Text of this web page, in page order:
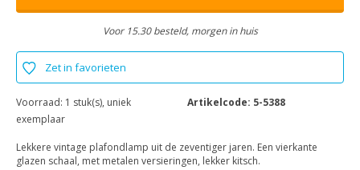
Voor 15.30 besteld, morgen in huis
Zet in favorieten
Voorraad: 1 stuk(s), uniek
exemplaar
Artikelcode: 5-5388
Lekkere vintage plafondlamp uit de zeventiger jaren. Een vierkante
glazen schaal, met metalen versieringen, lekker kitsch.